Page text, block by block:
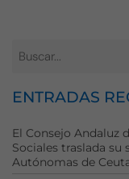
ENTRADAS
El Consejo Andaluz
Sociales traslada su
Autónomas de